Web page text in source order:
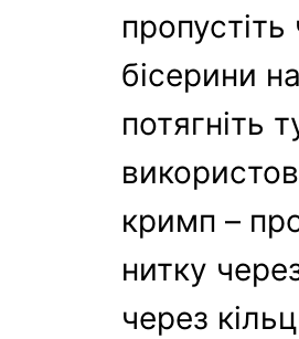
бісерини
потягніть
кримп –
нитку
через